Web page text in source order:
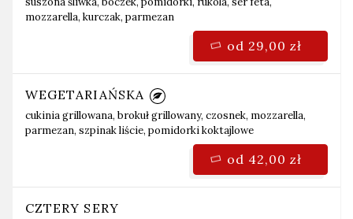
mozzarella, kurczak, parmezan
WEGETARIAŃSKA
cukinia grillowana, brokuł grillowany, czosnek, mozzarella,
parmezan, szpinak liście, pomidorki koktajlowe
CZTERY SERY